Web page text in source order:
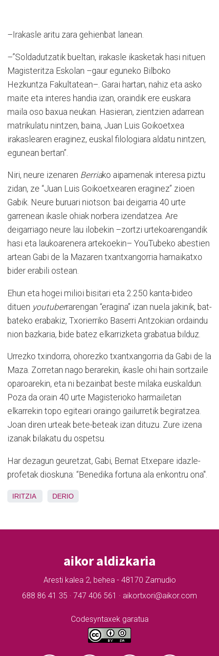
–Irakasle aritu zara gehienbat lanean.
–”Soldadutzatik bueltan, irakasle ikasketak hasi nituen
Magisteritza Eskolan –gaur eguneko Bilboko
Hezkuntza Fakultatean–. Garai hartan, nahiz eta asko
maite eta interes handia izan, oraindik ere euskara
maila oso baxua neukan. Hasieran, zientzien adarrean
matrikulatu nintzen, baina, Juan Luis Goikoetxea
irakaslearen eraginez, euskal filologiara aldatu nintzen,
egunean bertan”.
Niri, neure izenaren Berriako aipamenak interesa piztu
zidan, ze “Juan Luis Goikoetxearen eraginez” zioen
Gabik. Neure buruari niotson: bai deigarria 40 urte
garrenean ikasle ohiak norbera izendatzea. Are
deigarriago neure lau ilobekin –zortzi urtekoarengandik
hasi eta laukoarenera artekoekin– YouTubeko abestien
artean Gabi de la Mazaren txantxangorria hamaikatxo
bider erabili ostean.
Ehun eta hogei milioi bisitari eta 2.250 kanta-bideo
dituen youtuberrarengan “era­gina” izan nuela jakinik, bat-
bateko erabakiz, Txorierriko Baserri Antzokian ordaindu
nion bazkaria, bide batez elkarrizketa grabatua bilduz.
Urrezko txindorra, ohorezko txantxangorria da Gabi de la
Maza. Zorretan nago berarekin, ikasle ohi hain sortzaile
oparoarekin, eta ni bezainbat beste milaka euskaldun.
Poza da orain 40 urte Magisterioko harmailetan
elkarrekin topo egiteari oraingo gailurretik begiratzea.
Joan diren urteak bete-beteak izan dituzu. Zure izena
izanak bilakatu du ospetsu.
Har dezagun geuretzat, Gabi, Bernat Etxepare idazle-
profetak dioskuna: “Benedika fortuna ala enkontru ona".
IRITZIA DERIO
aikor aldizkaria
Aresti kalea 2, behea - 48170 Zamudio
688 86 41 35 · 747 406 561 · aikortxori@aikor.com
Codesyntaxek garatua